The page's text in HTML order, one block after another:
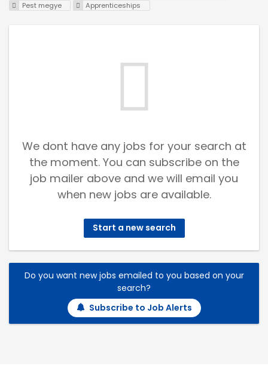
Pest megye
Apprenticeships
We dont have any jobs for your search at
the moment. You can subscribe on the
job mailer above and we will email you
when new jobs are available.
Start a new search
Do you want new jobs emailed to you based on your
search?
Subscribe to Job Alerts